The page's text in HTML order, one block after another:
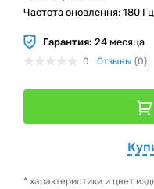
Частота оновлення: 180 Гц
Гарантия: 24 месяца
0 Отзывы (0)
* характеристики и цвет